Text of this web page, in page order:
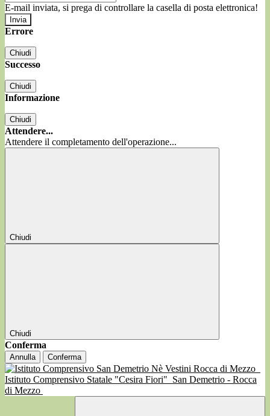
E-mail inviata, si prega di controllare la casella di posta elettronica!
Errore
Chiudi
Successo
Chiudi
Informazione
Chiudi
Attendere...
Attendere il completamento dell'operazione...
Chiudi
Chiudi
Conferma
Annulla Conferma
Istituto Comprensivo Statale "Cesira Fiori" San Demetrio - Rocca
di Mezzo